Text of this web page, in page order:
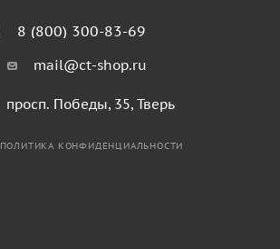
8 (800) 300-83-69
mail@ct-shop.ru
просп. Победы, 35, Тверь
ПОЛИТИКА КОНФИДЕНЦИАЛЬНОСТИ